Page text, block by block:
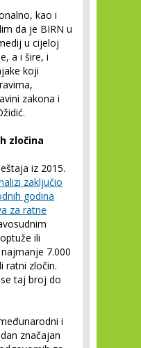
kao i
da je BIRN u
u cijeloj
a i šire, i
koji
zakona i
zločina
iz 2015.
zaključio
godina
za ratne
ili
7.000
ratni zločin.
taj broj do
i
značajan